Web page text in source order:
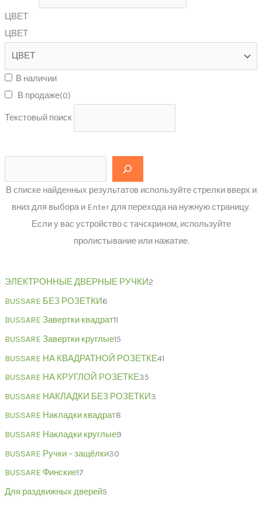
ЦВЕТ
ЦВЕТ
В наличии
В продаже(0)
Текстовый поиск
В списке найденных результатов используйте стрелки вверх и
вниз для выбора и Enter для перехода на нужную страницу.
Если у вас устройство с тачскрином, используйте
пролистывание или нажатие.
ЭЛЕКТРОННЫЕ ДВЕРНЫЕ РУЧКИ2
BUSSARE БЕЗ РОЗЕТКИ6
BUSSARE Завертки квадрат11
BUSSARE Завертки круглые15
BUSSARE НА КВАДРАТНОЙ РОЗЕТКЕ41
BUSSARE НА КРУГЛОЙ РОЗЕТКЕ35
BUSSARE НАКЛАДКИ БЕЗ РОЗЕТКИ3
BUSSARE Накладки квадрат8
BUSSARE Накладки круглые9
BUSSARE Ручки – защёлки30
BUSSARE Финские17
Для раздвижных дверей5